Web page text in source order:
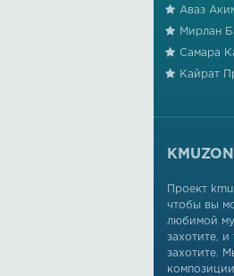
Аваз
Мирлан
Самара
Кайрат
Проект
чтобы вы
любимой
захотите, и
захотите.